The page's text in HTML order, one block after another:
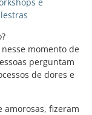
momento de
perguntam
de dores e
amorosas, fizeram